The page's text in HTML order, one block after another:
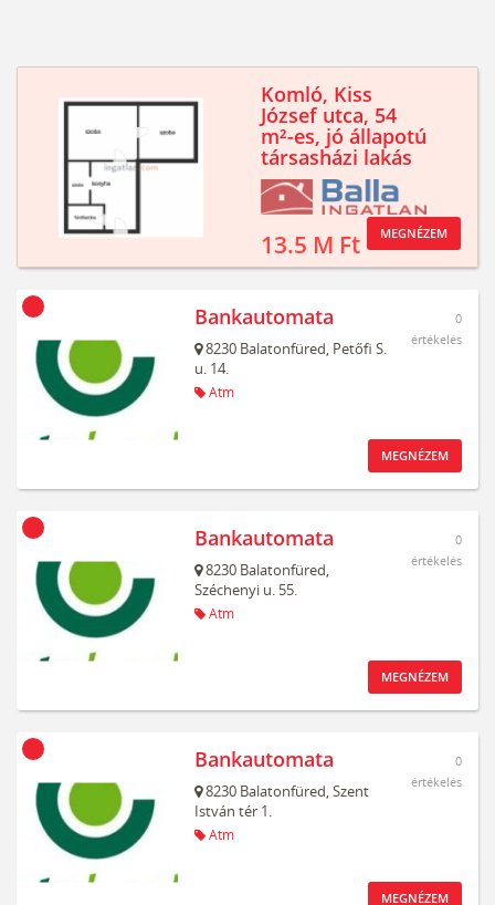
Komló, Kiss
József utca, 54
m²-es, jó állapotú
társasházi lakás
13.5 M Ft MEGNÉZEM
Bankautomata
8230 Balatonfüred, Petőfi S.
u. 14.
Atm
0
értékelés
MEGNÉZEM
Bankautomata
8230 Balatonfüred,
Széchenyi u. 55.
Atm
0
értékelés
MEGNÉZEM
Bankautomata
8230 Balatonfüred,Szent
István tér 1.
Atm
0
értékelés
MEGNÉZEM